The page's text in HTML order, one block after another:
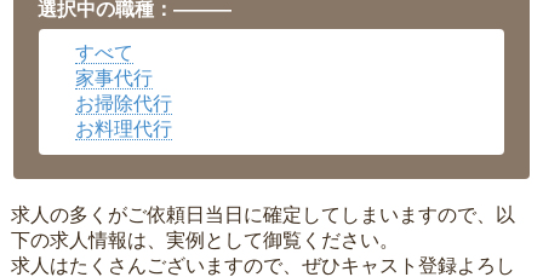
広島県▼
沖縄県
選択中の職種：———
すべて
家事代行
お掃除代行
お料理代行
求人の多くがご依頼日当日に確定してしまいますので、以
下の求人情報は、実例として御覧ください。
求人はたくさんございますので、ぜひキャスト登録よろし